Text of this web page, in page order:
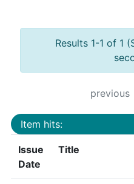
Results 1-1 of 1
previous
Item hits:
Issue
Date
Title